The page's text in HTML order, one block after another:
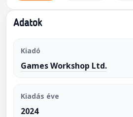
Adatok
Kiadó
Games Workshop Ltd.
Kiadás éve
2024